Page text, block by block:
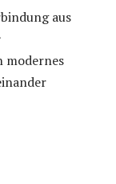
aus
modernes